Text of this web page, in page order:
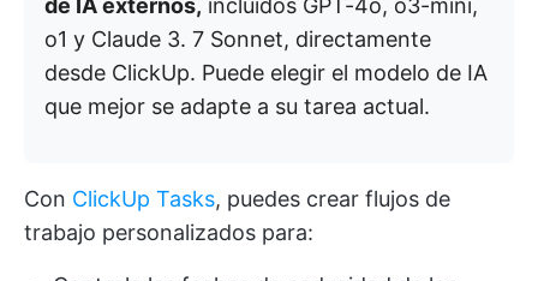
de IA externos, incluidos GPT-4o, o3-mini,
o1 y Claude 3. 7 Sonnet, directamente
desde ClickUp. Puede elegir el modelo de IA
que mejor se adapte a su tarea actual.
Con ClickUp Tasks, puedes crear flujos de
trabajo personalizados para: